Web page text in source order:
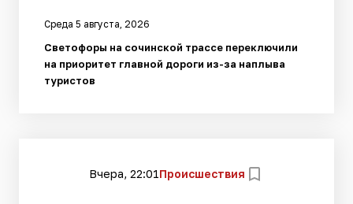
Среда 5 августа, 2026
Светофоры на сочинской трассе переключили
на приоритет главной дороги из-за наплыва
туристов
Вчера, 22:01Происшествия